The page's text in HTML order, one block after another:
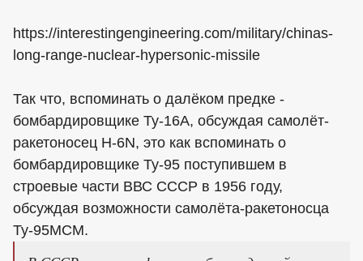
https://interestingengineering.com/military/chinas-
long-range-nuclear-hypersonic-missile
Так что, вспоминать о далёком предке -
бомбардировщике Ту-16А, обсуждая самолёт-
ракетоносец H-6N, это как вспоминать о
бомбардировщике Ту-95 поступившем в
строевые части ВВС СССР в 1956 году,
обсуждая возможности самолёта-ракетоносца
Ту-95МСМ.